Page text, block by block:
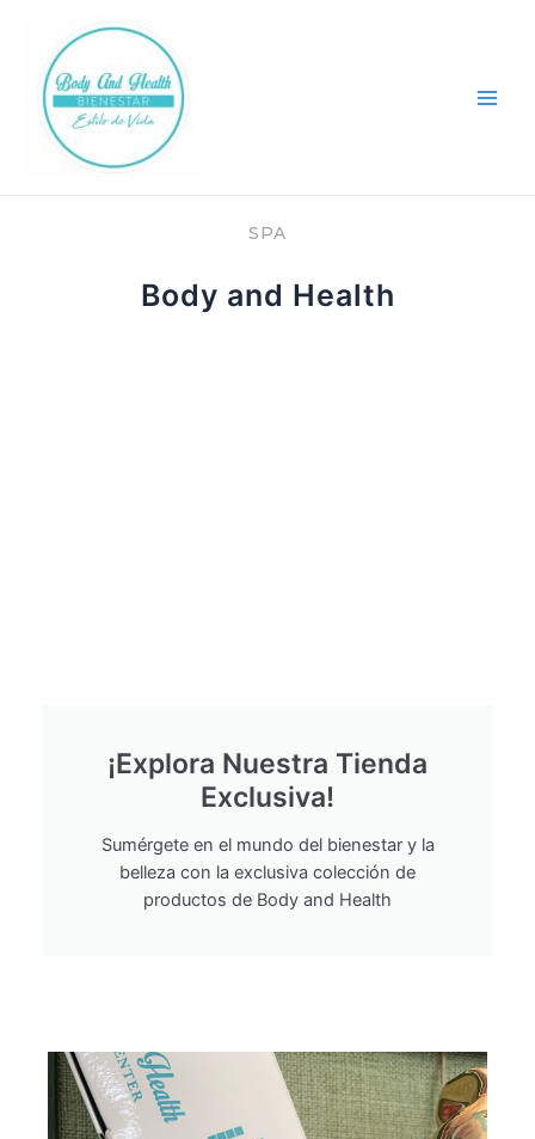
contenido
SPA
Body and Health
¡Explora Nuestra Tienda
Exclusiva!
Sumérgete en el mundo del bienestar y la
belleza con la exclusiva colección de
productos de Body and Health